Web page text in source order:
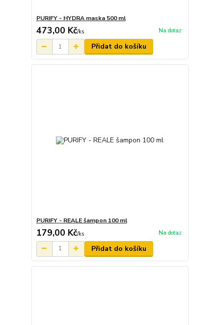
PURIFY - HYDRA maska 500 ml
473,00 Kč/ks Na dotaz
Přidat do košíku
PURIFY - REALE šampon 100 ml
179,00 Kč/ks Na dotaz
Přidat do košíku